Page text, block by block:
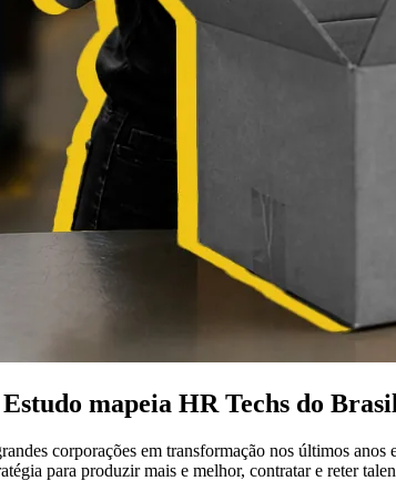
mapeia HR Techs do
corporações em transformação nos últimos
para produzir mais e melhor, contratar e reter